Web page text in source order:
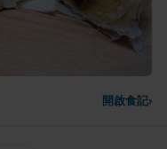
開啟食記›